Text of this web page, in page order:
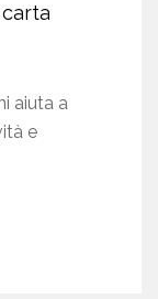
aiuta a
e